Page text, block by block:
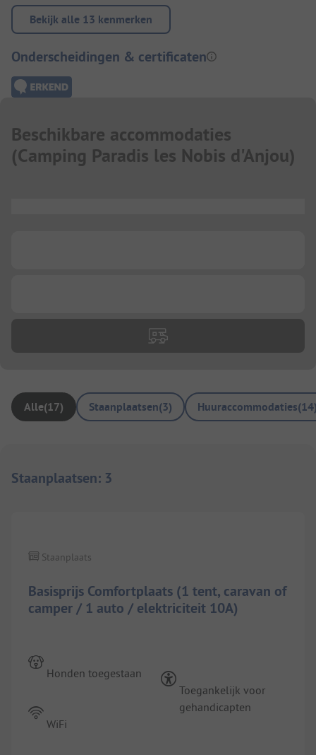
Bekijk alle 13 kenmerken
Onderscheidingen & certificaten
Beschikbare accommodaties
(Camping Paradis les Nobis d'Anjou)
Alle(17) Staanplaatsen(3) Huuraccommodaties(14
Staanplaatsen: 3
Basisprijs Comfortplaats (1 tent, caravan of
camper / 1 auto / elektriciteit 10A)
Staanplaats
Honden toegestaan
WiFi
Toegankelijk voor
gehandicapten